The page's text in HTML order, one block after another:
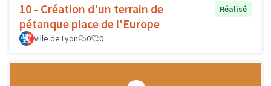
10 - Création d'un terrain de
pétanque place de l'Europe
Réalisé
Ville de Lyon 0 0